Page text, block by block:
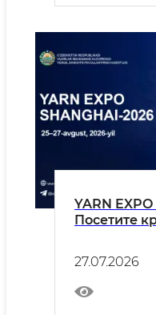
YARN
Посетите
27.07.2026